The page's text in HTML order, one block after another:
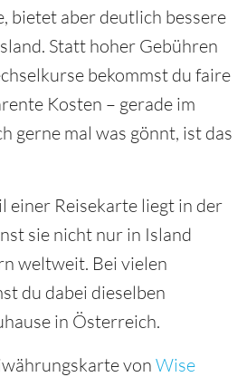
bietet aber deutlich bessere
Statt hoher Gebühren
bekommst du faire
Kosten – gerade im
gerne mal was gönnt, ist das
einer Reisekarte liegt in der
sie nicht nur in Island
weltweit. Bei vielen
du dabei dieselben
in Österreich.
von Wise